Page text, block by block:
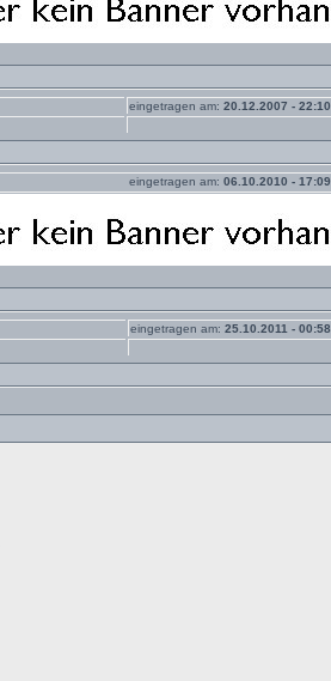
eingetragen am: 20.12.2007 - 22:10
eingetragen am: 06.10.2010 - 17:09
eingetragen am: 25.10.2011 - 00:58